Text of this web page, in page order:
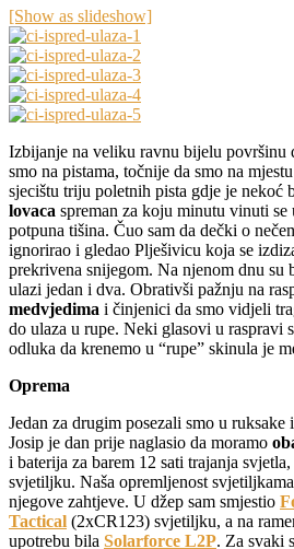
[Show as slideshow]
Izbijanje na veliku ravnu bijelu površinu
smo na pistama, točnije da smo na
sjecištu triju poletnih pista gdje je nekoć
lovaca spreman za koju minutu vinuti se
potpuna tišina. Čuo sam da dečki o
ignorirao i gledao Plješivicu koja se
prekrivena snijegom. Na njenom dnu su
ulazi jedan i dva. Obrativši pažnju na
medvjedima i činjenici da smo vidjeli
do ulaza u rupe. Neki glasovi u raspravi
odluka da krenemo u “rupe” skinula je
Oprema
Jedan za drugim posezali smo u ruksake i
Josip je dan prije naglasio da moramo
i baterija za barem 12 sati trajanja
svjetiljku. Naša opremljenost
njegove zahtjeve. U džep sam smjestio
Tactical (2xCR123) svjetiljku, a na
upotrebu bila Solarforce L2P. Za svaki